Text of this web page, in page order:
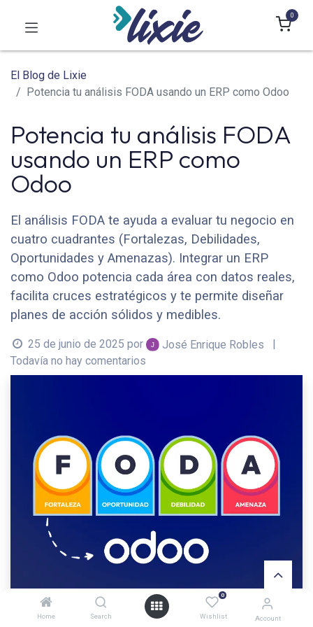
Home Search
0
Wishlist Account
0
El Blog de Lixie
Potencia tu análisis FODA usando un ERP como Odoo
Potencia tu análisis FODA
usando un ERP como
Odoo
El análisis FODA te ayuda a evaluar tu negocio en
cuatro cuadrantes (Fortalezas, Debilidades,
Oportunidades y Amenazas). Integrar un ERP
como Odoo potencia cada área con datos reales,
facilita cruces estratégicos y te permite diseñar
planes de acción sólidos y medibles.
25 de junio de 2025 por José Enrique Robles
|
Todavía no hay comentarios